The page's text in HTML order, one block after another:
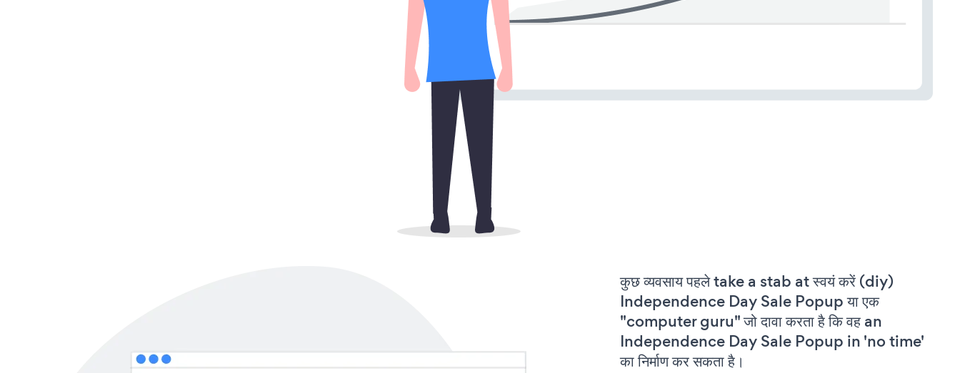
कुछ व्यवसाय पहले take a stab at स्वयं करें (diy)
Independence Day Sale Popup या एक
"computer guru" जो दावा करता है कि वह an
Independence Day Sale Popup in 'no time'
का निर्माण कर सकता है।